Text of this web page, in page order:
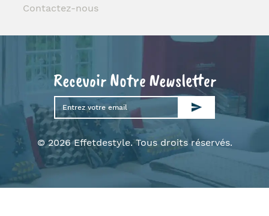
Contactez-nous
Recevoir Notre Newsletter
© 2026 Effetdestyle. Tous droits réservés.